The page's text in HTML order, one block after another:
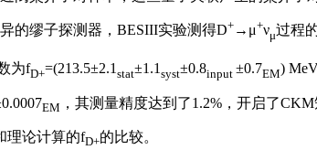
的缪子探测器，BESIII实验测得D+ →μ+νμ过程
为fD+=(213.5±2.1stat±1.1syst±0.8input ±0.7EM)
EM ，其测量精度达到了1.2%，开启了
理论计算的fD+的比较。